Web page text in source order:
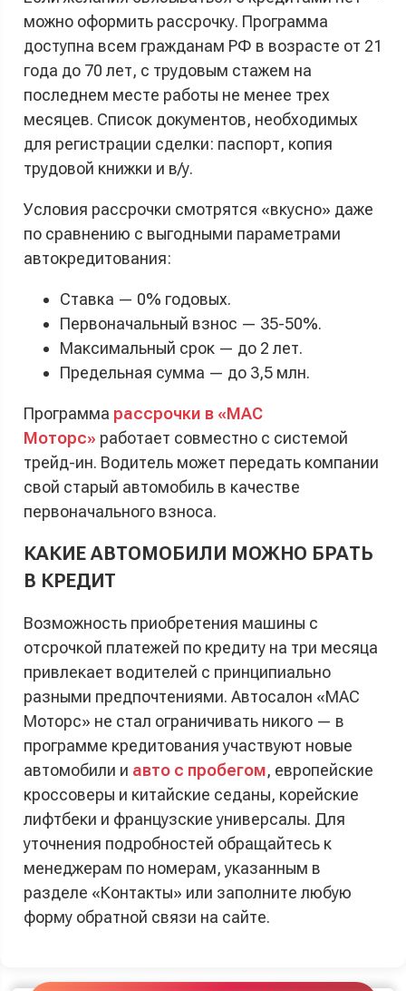
можно оформить рассрочку. Программа
доступна всем гражданам РФ в возрасте от 21
года до 70 лет, с трудовым стажем на
последнем месте работы не менее трех
месяцев. Список документов, необходимых
для регистрации сделки: паспорт, копия
трудовой книжки и в/у.
Условия рассрочки смотрятся «вкусно» даже
по сравнению с выгодными параметрами
автокредитования:
Ставка — 0% годовых.
Первоначальный взнос — 35-50%.
Максимальный срок — до 2 лет.
Предельная сумма — до 3,5 млн.
Программа рассрочки в «МАС
Моторс» работает совместно с системой
трейд-ин. Водитель может передать компании
свой старый автомобиль в качестве
первоначального взноса.
КАКИЕ АВТОМОБИЛИ МОЖНО БРАТЬ
В КРЕДИТ
Возможность приобретения машины с
отсрочкой платежей по кредиту на три месяца
привлекает водителей с принципиально
разными предпочтениями. Автосалон «МАС
Моторс» не стал ограничивать никого — в
программе кредитования участвуют новые
автомобили и авто с пробегом, европейские
кроссоверы и китайские седаны, корейские
лифтбеки и французские универсалы. Для
уточнения подробностей обращайтесь к
менеджерам по номерам, указанным в
разделе «Контакты» или заполните любую
форму обратной связи на сайте.